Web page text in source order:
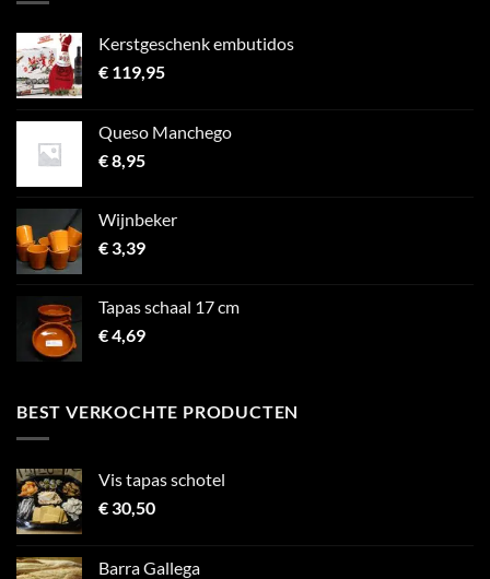
Kerstgeschenk embutidos
€ 119,95
Queso Manchego
€8,95
Wijnbeker
€3,39
Tapas schaal 17 cm
€4,69
BEST VERKOCHTE PRODUCTEN
Vis tapas schotel
€30,50
Barra Gallega